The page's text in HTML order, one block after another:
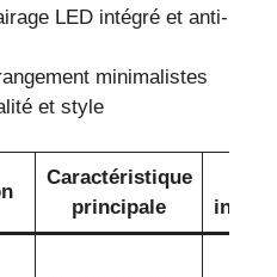
LED intégré et anti-
minimalistes
et style
Caractéristique
principale